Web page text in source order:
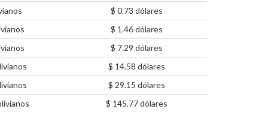
$ 0.73 dólares
$ 1.46 dólares
$ 7.29 dólares
$ 14.58 dólares
$ 29.15 dólares
$ 145.77 dólares